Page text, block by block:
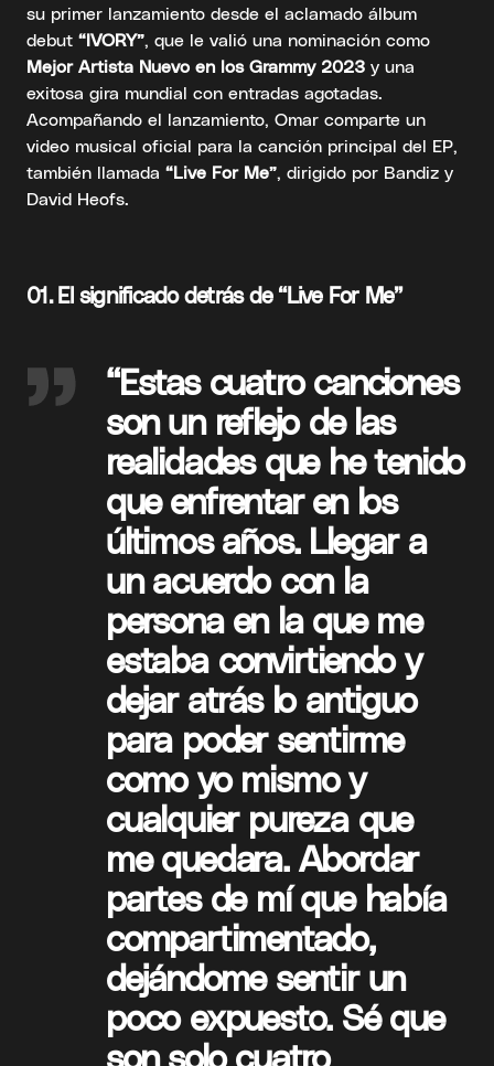
su primer lanzamiento desde el aclamado álbum
debut “IVORY”, que le valió una nominación como
Mejor Artista Nuevo en los Grammy 2023 y una
exitosa gira mundial con entradas agotadas.
Acompañando el lanzamiento, Omar comparte un
video musical oficial para la canción principal del EP,
también llamada “Live For Me”, dirigido por Bandiz y
David Heofs.
01. El significado detrás de “Live For Me”
“Estas cuatro canciones
son un reflejo de las
realidades que he tenido
que enfrentar en los
últimos años. Llegar a
un acuerdo con la
persona en la que me
estaba convirtiendo y
dejar atrás lo antiguo
para poder sentirme
como yo mismo y
cualquier pureza que
me quedara. Abordar
partes de mí que había
compartimentado,
dejándome sentir un
poco expuesto. Sé que
son solo cuatro